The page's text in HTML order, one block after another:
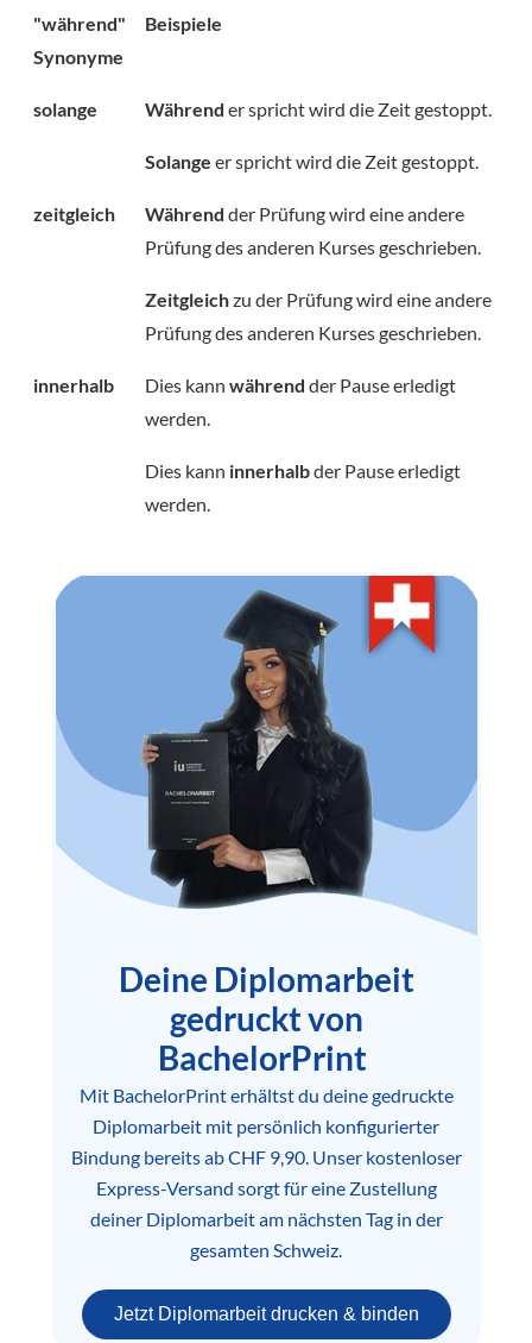
"während"
Synonyme
Beispiele
solange Während er spricht wird die Zeit gestoppt.
Solange er spricht wird die Zeit gestoppt.
zeitgleich Während der Prüfung wird eine andere
Prüfung des anderen Kurses geschrieben.
Zeitgleichzu der Prüfung wird eine andere
Prüfung des anderen Kurses geschrieben.
innerhalb Dies kann während der Pause erledigt
werden.
Dies kann innerhalbder Pause erledigt
werden.
Deine Diplomarbeit
gedruckt von
BachelorPrint
Mit BachelorPrint erhältst du deine gedruckte
Diplomarbeit mit persönlich konfigurierter
Bindung bereits ab CHF 9,90. Unser kostenloser
Express-Versand sorgt für eine Zustellung
deiner Diplomarbeit am nächsten Tag in der
gesamten Schweiz.
Jetzt Diplomarbeit drucken & binden